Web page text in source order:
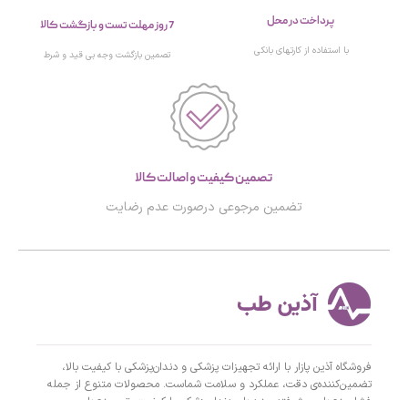
پرداخت در محل
با استفاده از کارتهای بانکی
7 روز مهلت تست و بازگشت کالا
تصمین بازگشت وجه بی قید و شرط
تصمین کیفیت و اصالت کالا
تضمین مرجوعی درصورت عدم رضایت
فروشگاه آذین پازار با ارائه تجهیزات پزشکی و دندان‌پزشکی با کیفیت بالا،
تضمین‌کننده‌ی دقت، عملکرد و سلامت شماست. محصولات متنوع از جمله